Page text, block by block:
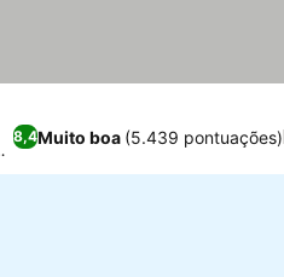
8,4Muito boa (5.439 pontuações)